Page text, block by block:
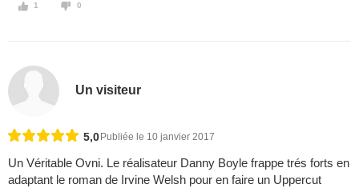
1 0
Un visiteur
5,0 Publiée le 10 janvier 2017
Un Véritable Ovni. Le réalisateur Danny Boyle frappe trés forts en
adaptant le roman de Irvine Welsh pour en faire un Uppercut